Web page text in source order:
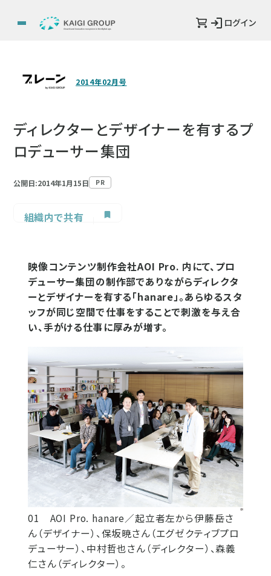
ログイン
2014年02月号
ディレクターとデザイナーを有するプ
ロデューサー集団
公開日:2014年1月15日 PR
組織内で共有
映像コンテンツ制作会社AOI Pro. 内にて、プロ
デューサー集団の制作部でありながらディレクタ
ーとデザイナーを有する「hanare」。あらゆるスタ
ッフが同じ空間で仕事をすることで刺激を与え合
い、手がける仕事に厚みが増す。
01 AOI Pro. hanare／起立者左から伊藤岳さ
ん（デザイナー）、保坂暁さん（エグゼクティブプロ
デューサー）、中村哲也さん（ディレクター）、森義
仁さん（ディレクター）。